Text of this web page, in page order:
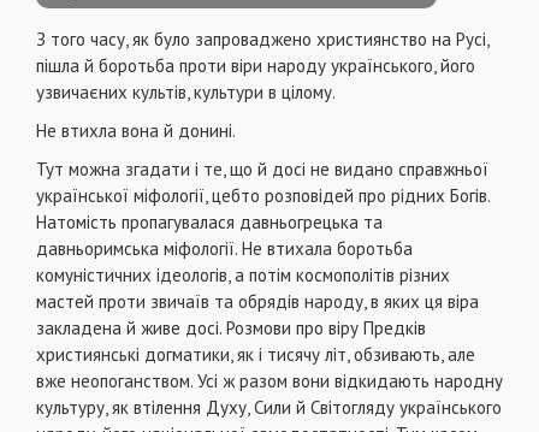
З того часу, як було запроваджено християнство на Русі,
пішла й боротьба проти віри народу українського, його
узвичаєних культів, культури в цілому.
Не втихла вона й донині.
Тут можна згадати і те, що й досі не видано справжньої
української міфології, цебто розповідей про рідних Богів.
Натомість пропагувалася давньогрецька та
давньоримська міфології. Не втихала боротьба
комуністичних ідеологів, а потім космополітів різних
мастей проти звичаїв та обрядів народу, в яких ця віра
закладена й живе досі. Розмови про віру Предків
християнські догматики, як і тисячу літ, обзивають, але
вже неопоганством. Усі ж разом вони відкидають народну
культуру, як втілення Духу, Сили й Світогляду українського